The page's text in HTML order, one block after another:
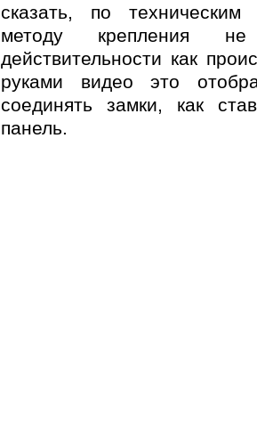
сказать, по
методу крепления
действительности как
руками видео это
соединять замки, как
панель.